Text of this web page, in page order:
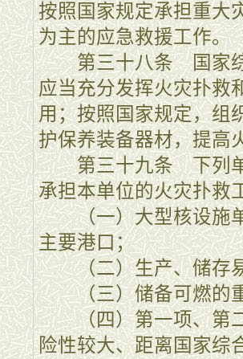
按照国家规定承担重大
为主的应急救援工作。
第三十八条 国家综
应当充分发挥火灾扑救
用；按照国家规定，组
护保养装备器材，提高
第三十九条 下列单
承担本单位的火灾扑救
（一）大型核设施单
主要港口；
（二）生产、储存易
（三）储备可燃的重
（四）第一项、第二
险性较大、距离国家综